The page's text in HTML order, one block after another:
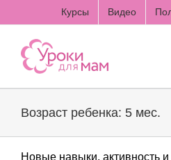
to
content
Курсы Видео
Возраст ребенка: 5 мес.
Новые навыки, активность